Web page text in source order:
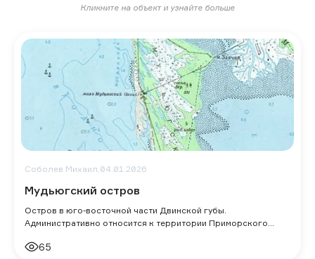
Кликните на объект и узнайте больше
Соболев Михаил,04.01.2026
Мудьюгский остров
Остров в юго-восточной части Двинской губы.
Административно относится к территории Приморского
65